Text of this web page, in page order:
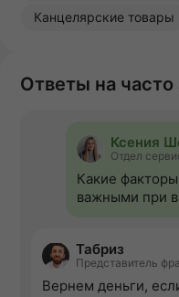
Канцелярские товары
Ответы на
Ксения
Отдел
Какие
важными при
Табриз
Представитель
Вернем деньги,